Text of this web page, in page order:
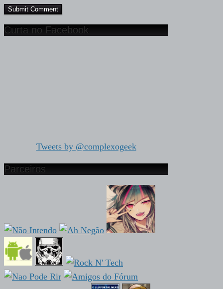
Curta no Facebook
Tweets by @complexogeek
Parceiros